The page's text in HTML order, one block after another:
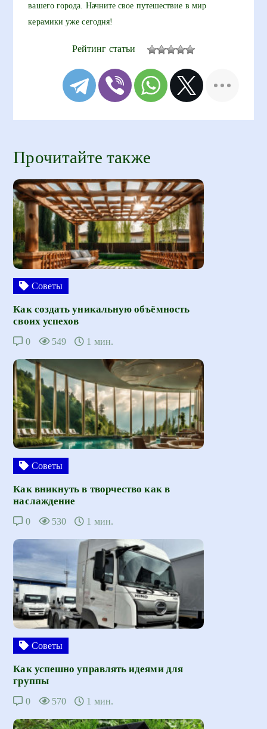
вашего города. Начните свое путешествие в мир
керамики уже сегодня!
Рейтинг статьи
Прочитайте также
Советы
Как создать уникальную объёмность
своих успехов
0 549 1 мин.
Советы
Как вникнуть в творчество как в
наслаждение
0 530 1 мин.
Советы
Как успешно управлять идеями для
группы
0 570 1 мин.